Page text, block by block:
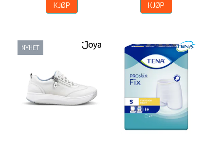
KJØP KJØP
NYHET